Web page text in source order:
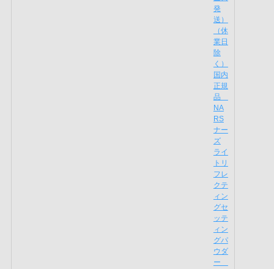
Clé de Peau Beauté プードルトランスパラ
パウダーをのせる前と後で、肌の
クオリティが変わるような仕上が
り。透明感と輝きをまとえる、人
生に欠かせないフェイスパウダー